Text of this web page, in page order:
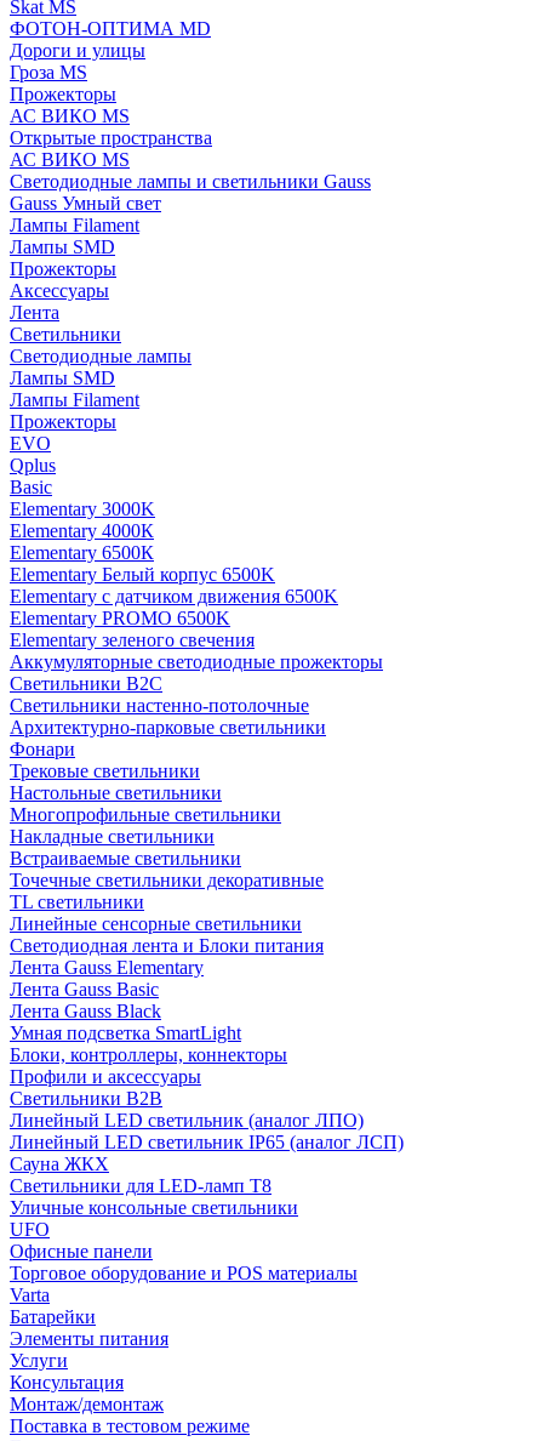
Skat MS
ФОТОН-ОПТИМА MD
Дороги и улицы
Гроза MS
Прожекторы
АС ВИКО MS
Открытые пространства
АС ВИКО MS
Светодиодные лампы и светильники Gauss
Gauss Умный свет
Лампы Filament
Лампы SMD
Прожекторы
Аксессуары
Лента
Светильники
Светодиодные лампы
Лампы SMD
Лампы Filament
Прожекторы
EVO
Qplus
Basic
Elementary 3000K
Elementary 4000К
Elementary 6500К
Elementary Белый корпус 6500K
Elementary с датчиком движения 6500K
Elementary PROMO 6500K
Elementary зеленого свечения
Аккумуляторные светодиодные прожекторы
Светильники B2C
Светильники настенно-потолочные
Архитектурно-парковые светильники
Фонари
Трековые светильники
Настольные светильники
Многопрофильные светильники
Накладные светильники
Встраиваемые светильники
Точечные светильники декоративные
TL светильники
Линейные сенсорные светильники
Светодиодная лента и Блоки питания
Лента Gauss Elementary
Лента Gauss Basic
Лента Gauss Black
Умная подсветка SmartLight
Блоки, контроллеры, коннекторы
Профили и аксессуары
Светильники B2B
Линейный LED светильник (аналог ЛПО)
Линейный LED светильник IP65 (аналог ЛСП)
Сауна ЖКХ
Светильники для LED-ламп T8
Уличные консольные светильники
UFO
Офисные панели
Торговое оборудование и POS материалы
Varta
Батарейки
Элементы питания
Услуги
Консультация
Монтаж/демонтаж
Поставка в тестовом режиме